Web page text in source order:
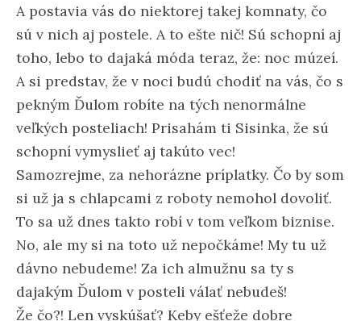
A postavia vás do niektorej takej komnaty, čo
sú v nich aj postele. A to ešte nič! Sú schopní aj
toho, lebo to dajaká móda teraz, že: noc múzeí.
A si predstav, že v noci budú chodiť na vás, čo s
pekným Ďulom robíte na tých nenormálne
veľkých posteliach! Prisahám ti Sisinka, že sú
schopní vymyslieť aj takúto vec!
Samozrejme, za nehorázne príplatky. Čo by som
si už ja s chlapcami z roboty nemohol dovoliť.
To sa už dnes takto robí v tom veľkom biznise.
No, ale my si na toto už nepočkáme! My tu už
dávno nebudeme! Za ich almužnu sa ty s
dajakým Ďulom v posteli válať nebudeš!
Že čo?! Len vyskúšať? Keby ešťeže dobre